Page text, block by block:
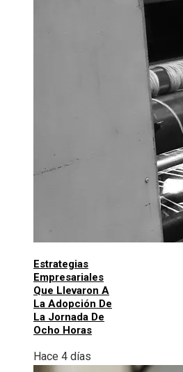
Estrategias
Empresariales
Que Llevaron A
La Adopción De
La Jornada De
Ocho Horas
Hace 4 días